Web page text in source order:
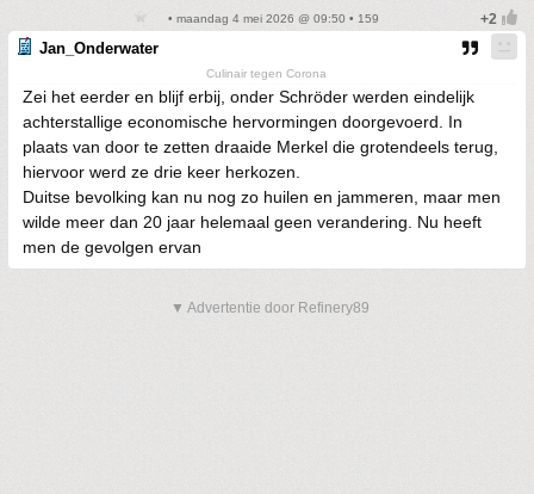
• maandag 4 mei 2026 @ 09:50 • 159
Jan_Onderwater
Culinair tegen Corona
Zei het eerder en blijf erbij, onder Schröder werden eindelijk
achterstallige economische hervormingen doorgevoerd. In
plaats van door te zetten draaide Merkel die grotendeels terug,
hiervoor werd ze drie keer herkozen.
Duitse bevolking kan nu nog zo huilen en jammeren, maar men
wilde meer dan 20 jaar helemaal geen verandering. Nu heeft
men de gevolgen ervan
▼ Advertentie door Refinery89